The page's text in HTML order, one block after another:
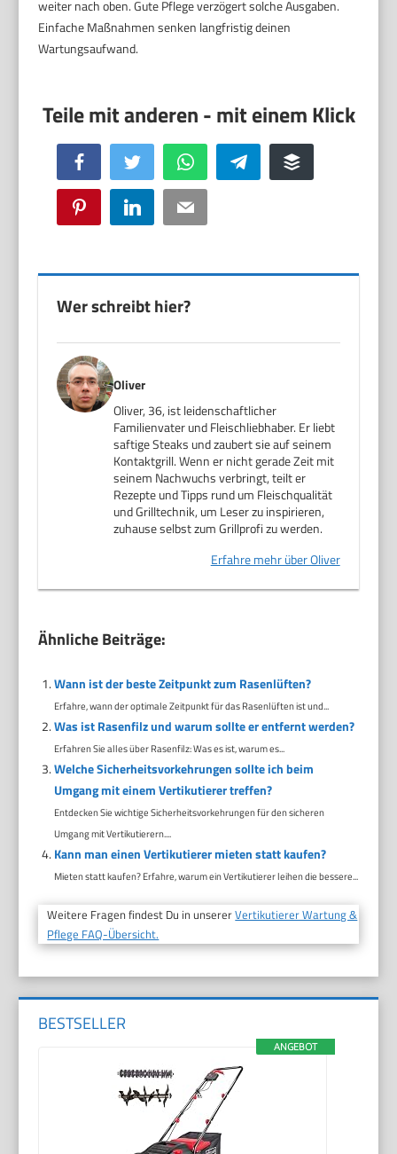
weiter nach oben. Gute Pflege verzögert solche Ausgaben.
Einfache Maßnahmen senken langfristig deinen
Wartungsaufwand.
Facebook Twitter WhatsApp Telegram Buffer
Pinterest LinkedIn Email
Wer schreibt hier?
Oliver
Oliver, 36, ist leidenschaftlicher
Familienvater und Fleischliebhaber. Er liebt
saftige Steaks und zaubert sie auf seinem
Kontaktgrill. Wenn er nicht gerade Zeit mit
seinem Nachwuchs verbringt, teilt er
Rezepte und Tipps rund um Fleischqualität
und Grilltechnik, um Leser zu inspirieren,
zuhause selbst zum Grillprofi zu werden.
Erfahre mehr über Oliver
Ähnliche Beiträge:
Wann ist der beste Zeitpunkt zum Rasenlüften?
Erfahre, wann der optimale Zeitpunkt für das Rasenlüften ist und...
Was ist Rasenfilz und warum sollte er entfernt werden?
Erfahren Sie alles über Rasenfilz: Was es ist, warum es...
Welche Sicherheitsvorkehrungen sollte ich beim
Umgang mit einem Vertikutierer treffen?
Entdecken Sie wichtige Sicherheitsvorkehrungen für den sicheren
Umgang mit Vertikutierern....
Kann man einen Vertikutierer mieten statt kaufen?
Mieten statt kaufen? Erfahre, warum ein Vertikutierer leihen die bessere...
Weitere Fragen findest Du in unsererVertikutierer Wartung &
Pflege FAQ-Übersicht.
BESTSELLER
ANGEBOT